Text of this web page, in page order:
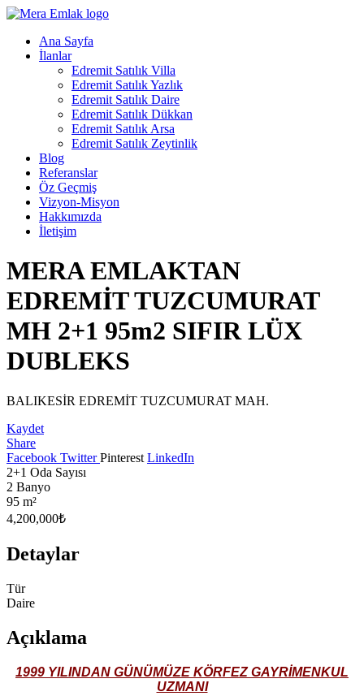
Ana Sayfa
İlanlar
Edremit Satılık Villa
Edremit Satılık Yazlık
Edremit Satılık Daire
Edremit Satılık Dükkan
Edremit Satılık Arsa
Edremit Satılık Zeytinlik
Blog
Referanslar
Öz Geçmiş
Vizyon-Misyon
Hakkımızda
İletişim
MERA EMLAKTAN
EDREMİT TUZCUMURAT
MH 2+1 95m2 SIFIR LÜX
DUBLEKS
BALIKESİR EDREMİT TUZCUMURAT MAH.
Kaydet
Share
Facebook TwitterPinterest LinkedIn
2+1 Oda Sayısı
2 Banyo
95 m²
4,200,000₺
Detaylar
Tür
Daire
Açıklama
1999 YILINDAN GÜNÜMÜZE KÖRFEZ GAYRİMENKUL
UZMANI